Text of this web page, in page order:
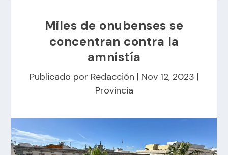
Miles de onubenses se
concentran contra la
amnistía
Publicado por Redacción | Nov 12, 2023 |
Provincia